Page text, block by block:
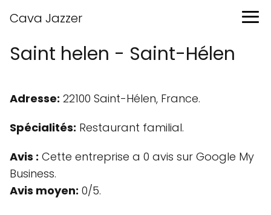
Cava Jazzer
Saint helen - Saint-Hélen
Adresse: 22100 Saint-Hélen, France.
Spécialités: Restaurant familial.
Avis : Cette entreprise a 0 avis sur Google My
Business.
Avis moyen: 0/5.